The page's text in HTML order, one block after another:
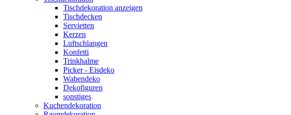
Tischdekoration anzeigen
Tischdecken
Servietten
Kerzen
Luftschlangen
Konfetti
Trinkhalme
Picker - Eisdeko
Wabendeko
Dekofiguren
sonstiges
Kuchendekoration